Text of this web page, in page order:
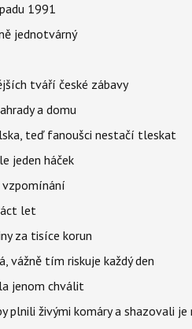
1991
jednotvárný
tváří české zábavy
a domu
teď fanoušci nestačí tleskat
jeden háček
vzpomínání
let
za tisíce korun
vážně tím riskuje každý den
jenom chválit
plnili živými komáry a shazovali